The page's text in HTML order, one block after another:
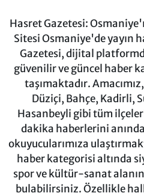
Hasret Gazetesi:
Sitesi Osmaniye'de yayın
Gazetesi, dijital
güvenilir ve güncel haber
taşımaktadır.
Düziçi, Bahçe, Kadirli,
Hasanbeyli gibi tüm
dakika haberlerini
okuyucularımıza
haber kategorisi altında
spor ve kültür-sanat
bulabilirsiniz. Özellikle